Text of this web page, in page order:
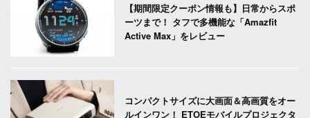
【期間限定クーポン情報も】日常からスポ
ーツまで！ タフで多機能な「Amazfit
Active Max」をレビュー
コンパクトサイズに大画面＆高画質をオー
ルインワン！ ETOEモバイルプロジェクタ